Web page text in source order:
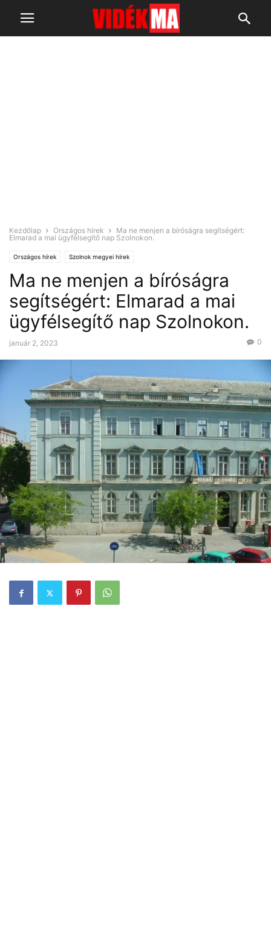
Kezdőlap Országos hírek
Ma ne menjen a bíróságra segítségért:
Elmarad a mai ügyfélsegítő nap Szolnokon.
Országos hírek Szolnok megyei hírek
Ma ne menjen a bíróságra
segítségért: Elmarad a mai
ügyfélsegítő nap Szolnokon.
január 2, 2023 0